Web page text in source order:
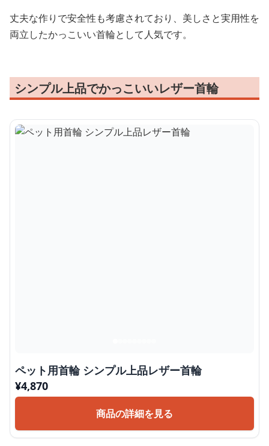
丈夫な作りで安全性も考慮されており、美しさと実用性を
両立したかっこいい首輪として人気です。
シンプル上品でかっこいいレザー首輪
ペット用首輪 シンプル上品レザー首輪
¥4,870
商品の詳細を見る